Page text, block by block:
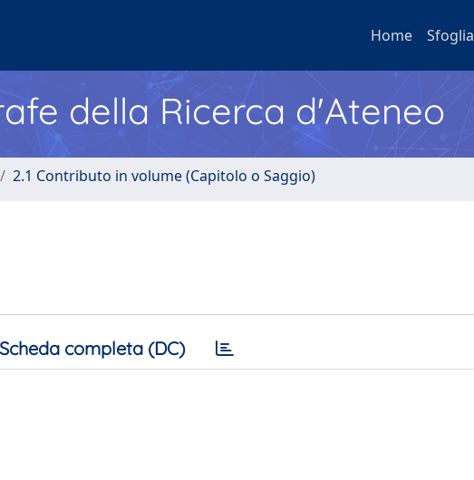
Home Sfoglia
della Ricerca d'Ateneo
2.1 Contributo in volume (Capitolo o Saggio)
Scheda completa (DC)